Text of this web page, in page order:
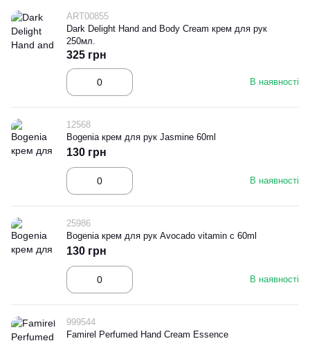
ART00855
Dark Delight Hand and Body Cream крем для рук
250мл.
В наявності
325 грн
12568
Bogenia крем для рук Jasmine 60ml
В наявності
130 грн
25986
Bogenia крем для рук Avocado vitamin c 60ml
В наявності
130 грн
999544
Famirel Perfumed Hand Cream Essence